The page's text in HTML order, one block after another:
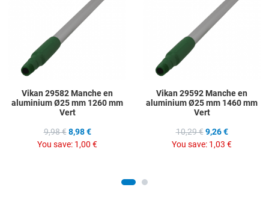
Vikan 29582 Manche en
aluminium Ø25 mm 1260 mm
Vert
9,98 € 8,98 €
You save: 1,00 €
Vikan 29592 Manche en
aluminium Ø25 mm 1460 mm
Vert
10,29 € 9,26 €
You save: 1,03 €